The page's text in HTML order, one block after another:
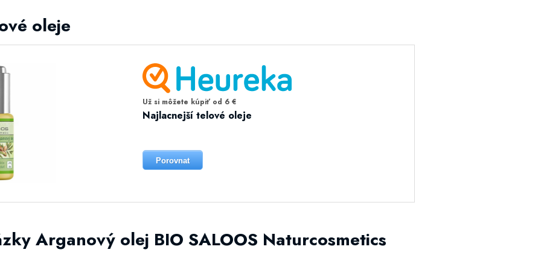
oleje
Už si môžete kúpiť od 6 €
Najlacnejší telové oleje
Porovnat
Arganový olej BIO SALOOS Naturcosmetics